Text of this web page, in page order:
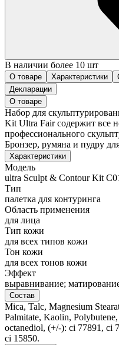
В наличии более 10 шт
О товаре Характеристики
Декларации
О товаре
Набор для
Kit Ultra Fair содержит все
профессионального
Бронзер, румяна и пудру
Характеристики
Модель
ultra Sculpt & Contour Kit
Тип
палетка для контуринга
Область применения
для лица
Тип кожи
для всех типов кожи
Тон кожи
для всех тонов кожи
Эффект
выравнивание;
Состав
Mica, Talc, Magnesium
Palmitate, Kaolin,
octanediol, (+/-): ci 77891, ci
ci 15850.